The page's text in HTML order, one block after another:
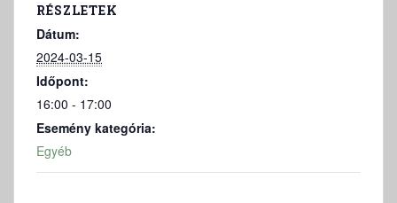
RÉSZLETEK
Dátum:
2024-03-15
Időpont:
16:00 - 17:00
Esemény kategória:
Egyéb